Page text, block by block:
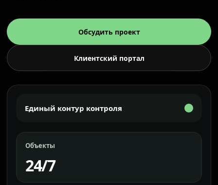
Обсудить проект
Клиентский портал
Единый контур контроля
Объекты
24/7